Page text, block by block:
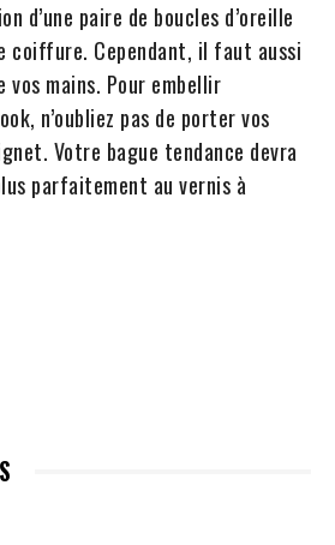
d’une paire de boucles d’oreille
coiffure. Cependant, il faut aussi
vos mains. Pour embellir
n’oubliez pas de porter vos
Votre bague tendance devra
parfaitement au vernis à